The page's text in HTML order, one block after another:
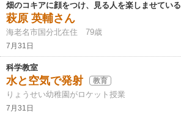
畑のコキアに顔をつけ、見る人を楽しませている
萩原 英輔さん
海老名市国分北在住 79歳
7月31日
科学教室
水と空気で発射 教育
りょうせい幼稚園がロケット授業
7月31日